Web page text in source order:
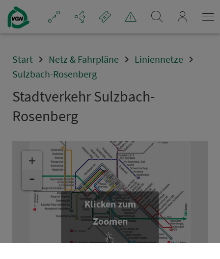
Navigation überspringen
Start Netz & Fahrpläne
Liniennetze
Sulzbach-Rosenberg
Stadt­ver­kehr Sulzbach-
Rosenberg
+
-
Klicken zum
Zoomen